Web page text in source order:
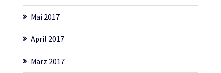
Mai 2017
April 2017
März 2017